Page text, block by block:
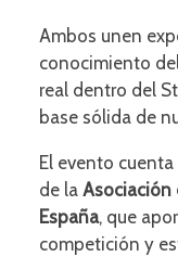
Ambos unen
conocimiento
real dentro del
base sólida de
El evento
de la Asociación
España, que
competición y